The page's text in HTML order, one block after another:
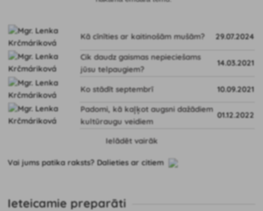
Kā cīnīties ar kaitinošām mušām? 29.07.2024
Cik daudz gaismas nepieciešams
jūsu telpaugiem?
14.03.2021
Ko stādīt septembrī 10.09.2021
Padomi, kā kaļķot augsni dažādiem
kultūraugu veidiem
01.12.2022
Ielādēt vairāk
Vai jums patika raksts? Dalieties ar citiem
Ieteicamie preparāti